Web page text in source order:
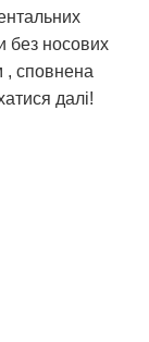
без носових
, сповнена
далі!